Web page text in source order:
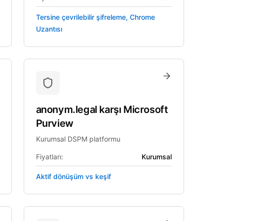
Tersine çevrilebilir şifreleme, Chrome
Uzantısı
anonym.legal karşı Microsoft
Purview
Kurumsal DSPM platformu
Fiyatları: Kurumsal
Aktif dönüşüm vs keşif